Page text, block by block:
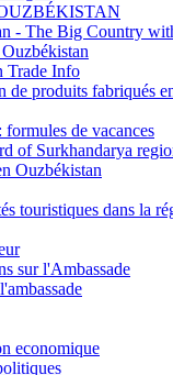
- The Big Country
Trade Info
de produits fabriqués
de vacances
of Surkhandarya
Ouzbékistan
touristiques dans la
sur l'Ambassade
economique